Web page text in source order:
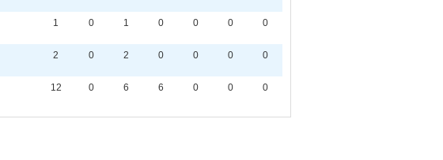
1 0 1 0 0 0 0
2 0 2 0 0 0 0
12 0 6 6 0 0 0